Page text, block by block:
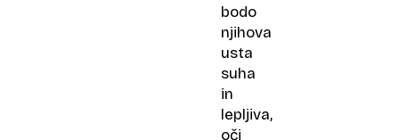
bodo
njihova
usta
suha
in
lepljiva,
oči